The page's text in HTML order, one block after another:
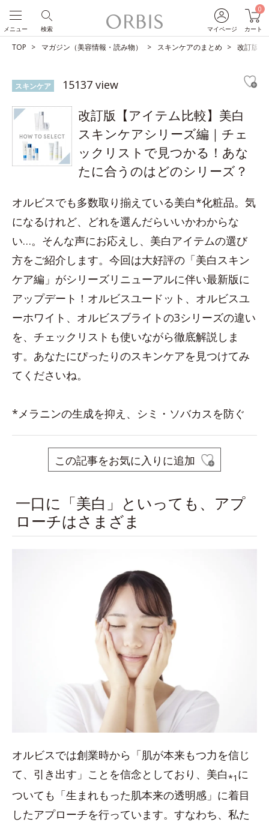
マイページ
0
カート
検索
メニュー
TOP マガジン（美容情報・読み物） スキンケアのまとめ 改訂版【
スキンケア 15137 view
改訂版【アイテム比較】美白
スキンケアシリーズ編｜チェ
ックリストで見つかる！あな
たに合うのはどのシリーズ？
オルビスでも多数取り揃えている美白*化粧品。気
になるけれど、どれを選んだらいいかわからな
い…。そんな声にお応えし、美白アイテムの選び
方をご紹介します。今回は大好評の「美白スキン
ケア編」がシリーズリニューアルに伴い最新版に
アップデート！オルビスユードット、オルビスユ
ーホワイト、オルビスブライトの3シリーズの違い
を、チェックリストも使いながら徹底解説しま
す。あなたにぴったりのスキンケアを見つけてみ
てくださいね。
*メラニンの生成を抑え、シミ・ソバカスを防ぐ
この記事をお気に入りに追加
一口に「美白」といっても、アプ
ローチはさまざま
オルビスでは創業時から「肌が本来もつ力を信じ
て、引き出す」ことを信念としており、美白*1 に
ついても「生まれもった肌本来の透明感」に着目
したアプローチを行っています。すなわち、私た